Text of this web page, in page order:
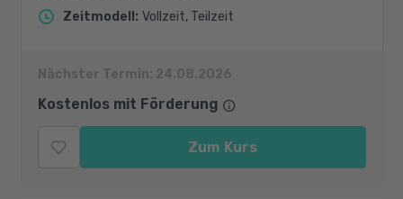
Zeitmodell: Vollzeit, Teilzeit
Nächster Termin: 24.08.2026
Kostenlos mit Förderung
Zum Kurs